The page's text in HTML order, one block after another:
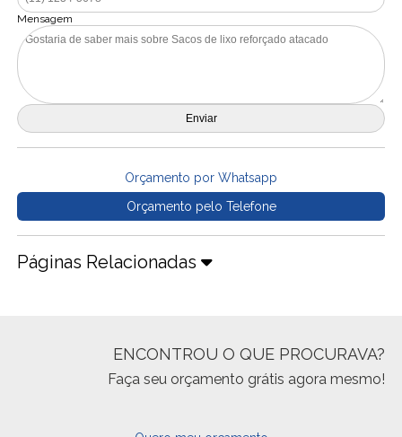
Mensagem
Orçamento por Whatsapp
Orçamento pelo Telefone
Páginas Relacionadas
ENCONTROU O QUE PROCURAVA?
Faça seu orçamento grátis agora mesmo!